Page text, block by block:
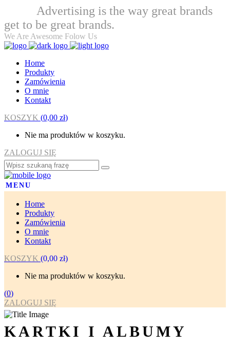
Advertising is the way great brands
get to be great brands.
We Are Awesome Folow Us
Home
Produkty
Zamówienia
O mnie
Kontakt
KOSZYK (0,00 zł)
Nie ma produktów w koszyku.
ZALOGUJ SIĘ
MENU
Home
Produkty
Zamówienia
O mnie
Kontakt
KOSZYK (0,00 zł)
Nie ma produktów w koszyku.
(0)
ZALOGUJ SIĘ
KARTKI I ALBUMY